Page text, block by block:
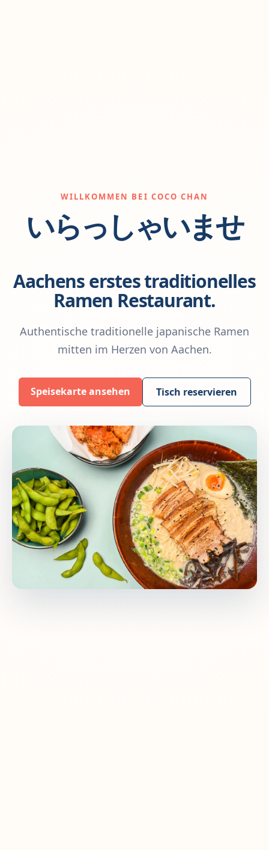
WILLKOMMEN BEI COCO CHAN
いらっしゃいませ
Aachens erstes traditionelles
Ramen Restaurant.
Authentische traditionelle japanische Ramen
mitten im Herzen von Aachen.
Speisekarte ansehen Tisch reservieren